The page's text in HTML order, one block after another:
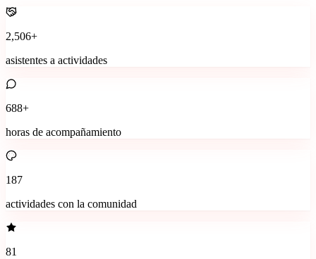
2,506+
asistentes a actividades
688+
horas de acompañamiento
187
actividades con la comunidad
81